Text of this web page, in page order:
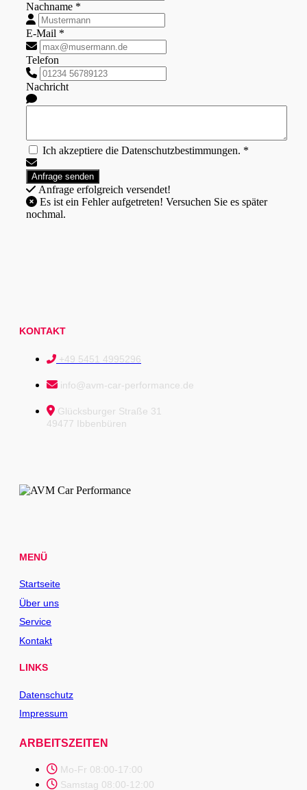
Nachname *
E-Mail *
Telefon
Nachricht
Ich akzeptiere die Datenschutzbestimmungen. *
Anfrage erfolgreich versendet!
nochmal.
KONTAKT
+49 5451 4995296
info@avm-car-performance.de
Glücksburger Straße 31
49477 Ibbenbüren
MENÜ
Startseite
Über uns
Service
Kontakt
LINKS
Datenschutz
Impressum
ARBEITSZEITEN
Mo-Fr 08:00-17:00
Samstag 08:00-12:00